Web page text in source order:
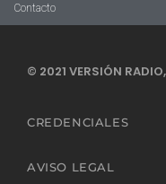
Contacto
© 2021 VERSIÓN
CREDENCIALES
AVISO LEGAL